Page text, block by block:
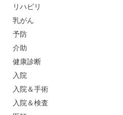
リハビリ
乳がん
予防
介助
健康診断
入院
入院＆手術
入院＆検査